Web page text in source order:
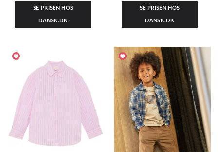
SE PRISEN HOS
DANSK.DK
SE PRISEN HOS
DANSK.DK